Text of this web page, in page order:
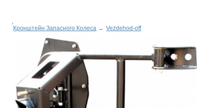
Кронштейн Запасного Колеса → Vezdehod-off